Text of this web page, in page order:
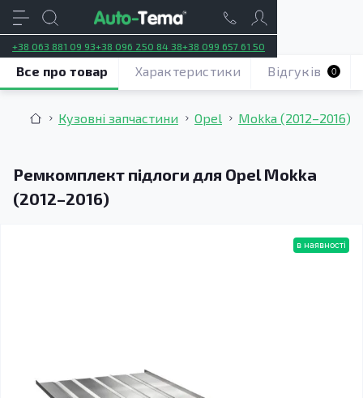
+38 063 881 09 93+38 096 250 84 38+38 099 657 61 50
Кузовні запчастини Opel Mokka (2012–2016)
Ремкомплект підлоги для Opel Mokka
(2012–2016)
Все про товар Характеристики Відгуків 0
в наявності